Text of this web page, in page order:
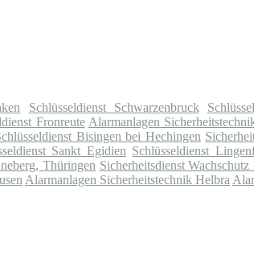
Schlüsseldienst Schwarzenbruck
Fronreute Alarmanlagen
Bisingen bei Hechingen
Sankt Egidien Schlüsseldienst
Thüringen Sicherheitsdienst Wachschutz
Alarmanlagen Sicherheitstechnik Helbra